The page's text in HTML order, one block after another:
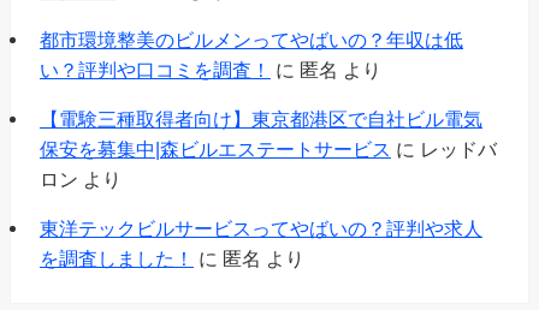
都市環境整美のビルメンってやばいの？年収は低
い？評判や口コミを調査！
に 匿名 より
【電験三種取得者向け】東京都港区で自社ビル電気
保安を募集中|森ビルエステートサービス に レッドバ
ロン より
東洋テックビルサービスってやばいの？評判や求人
を調査しました！
に 匿名 より